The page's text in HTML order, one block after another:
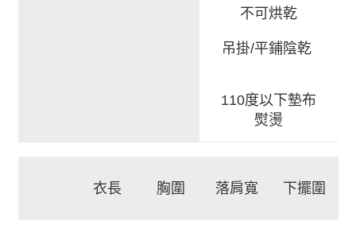
不可烘乾
吊掛/平鋪陰乾
110度以下墊布
熨燙
衣長 胸圍 落肩寬 下擺圍